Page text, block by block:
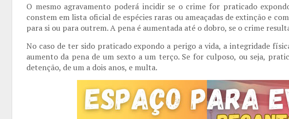
O mesmo agravamento poderá incidir se o crime for praticado
constem em lista oficial de espécies raras ou ameaçadas de extinção e
para si ou para outrem. A pena é aumentada até o dobro, se o crime
No caso de ter sido praticado expondo a perigo a vida, a integridade
aumento da pena de um sexto a um terço. Se for culposo, ou seja,
detenção, de um a dois anos, e multa.